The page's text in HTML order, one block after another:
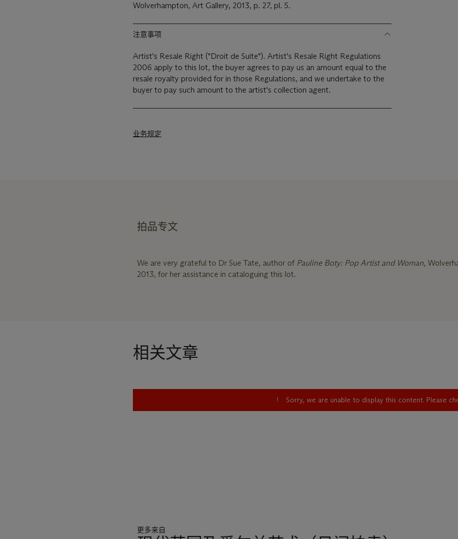
Wolverhampton, Art Gallery, 2013, p. 27, pl. 5.
注意事项
Artist's Resale Right ("Droit de Suite"). Artist's Resale Right Regulations
2006 apply to this lot, the buyer agrees to pay us an amount equal to the
resale royalty provided for in those Regulations, and we undertake to the
buyer to pay such amount to the artist's collection agent.
业务规定
拍品专文
We are very grateful to Dr Sue Tate, author of Pauline Boty: Pop Artist and Woman,
2013, for her assistance in cataloguing this lot.
相关文章
Sorry, we are unable to display this content. Please
更多来自